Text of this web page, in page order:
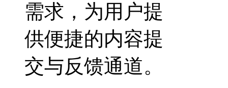
需求，为用户提
供便捷的内容提
交与反馈通道。